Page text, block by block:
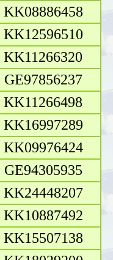
KK08886458
KK12596510
KK11266320
GE97856237
KK11266498
KK16997289
KK09976424
GE94305935
KK24448207
KK10887492
KK15507138